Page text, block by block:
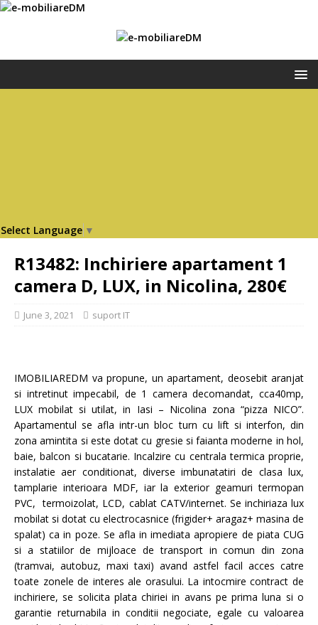
Select Language ▼
R13482: Inchiriere apartament 1
camera D, LUX, in Nicolina, 280€
June 3, 2021 suport IT
IMOBILIAREDM va propune, un apartament, deosebit aranjat
si intretinut impecabil, de 1 camera decomandat, cca40mp,
LUX mobilat si utilat, in Iasi – Nicolina zona “pizza NICO”.
Apartamentul se afla intr-un bloc turn cu lift si interfon, din
zona amintita si este dotat cu gresie si faianta moderne in hol,
baie, balcon si bucatarie. Incalzire cu centrala termica proprie,
instalatie aer conditionat, diverse imbunatatiri de clasa lux,
tamplarie interioara MDF, iar la exterior geamuri termopan
PVC, termoizolat, LCD, cablat CATV/internet. Se inchiriaza lux
mobilat si dotat cu electrocasnice (frigider+ aragaz+ masina de
spalat) ca in poze. Se afla in imediata apropiere de piata CUG
si a statiilor de mijloace de transport in comun din zona
(tramvai, autobuz, maxi taxi) avand astfel facil acces catre
toate zonele de interes ale orasului. La intocmire contract de
inchiriere, se solicita plata chiriei in avans pe prima luna si o
garantie returnabila in conditii negociate, egale cu valoarea